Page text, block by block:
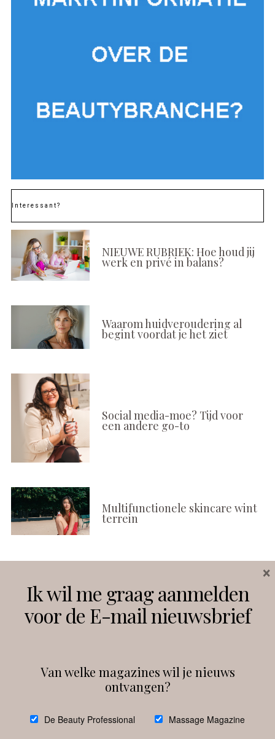
Interessant?
NIEUWE RUBRIEK: Hoe houd jij
werk en privé in balans?
Waarom huidveroudering al
begint voordat je het ziet
Social media-moe? Tijd voor
een andere go-to
Multifunctionele skincare wint
terrein
Instagram Facebook
debeautyprofessional
Ik wil me graag aanmelden
voor de E-mail nieuwsbrief
Van welke magazines wil je nieuws
ontvangen?
De Beauty Professional Massage Magazine
×